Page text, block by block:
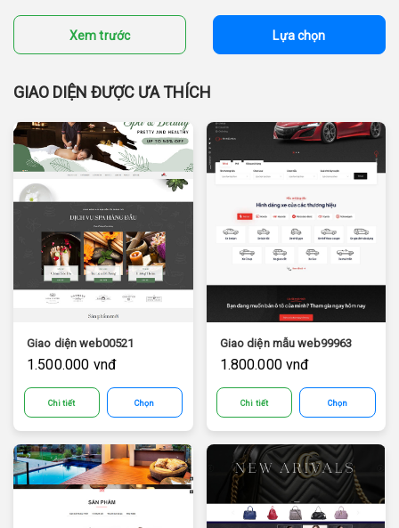
Xem trước Lựa chọn
GIAO DIỆN ĐƯỢC ƯA THÍCH
Giao diện web00521
1.500.000 vnđ
Chi tiết Chọn
Giao diện mẫu web99963
1.800.000 vnđ
Chi tiết Chọn